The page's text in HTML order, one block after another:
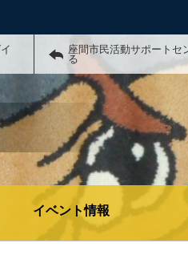
座間市民活動サポート
る
イベント情報